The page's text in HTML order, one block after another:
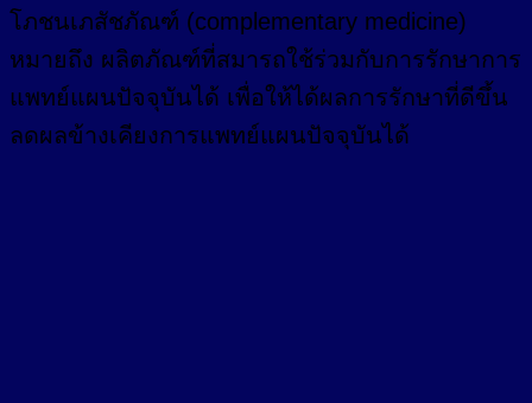
โภชนเภสัชภัณฑ์ (complementary medicine)
หมายถึง ผลิตภัณฑ์ที่สมารถใช้ร่วมกับการรักษาการ
แพทย์แผนปัจจุบันได้ เพื่อให้ได้ผลการรักษาที่ดีขึ้น
ลดผลข้างเคียงการแพทย์แผนปัจจุบันได้